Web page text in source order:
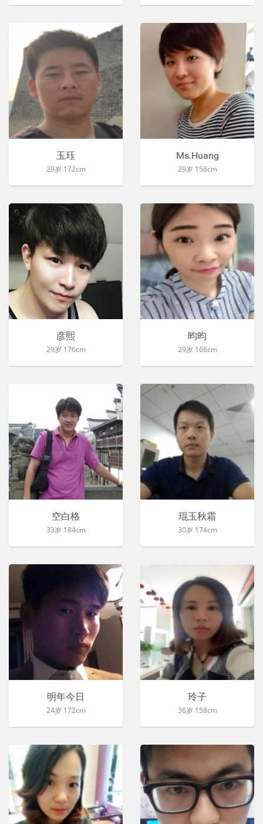
玉珏
29岁 172cm
Ms.Huang
29岁 158cm
彦熙
29岁 176cm
昀昀
29岁 168cm
空白格
33岁 184cm
琨玉秋霜
30岁 174cm
明年今日
24岁 172cm
玲子
36岁 158cm